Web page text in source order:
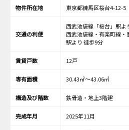
物件所在地 東京都練馬区桜台4-12-5
交通の利便
西武池袋線「桜台」駅よ
西武池袋線・有楽町線・
駅より 徒歩9分
賃貸戸数 12戸
専有面積 30.43㎡～43.06㎡
構造及び階数 鉄骨造・地上3階建
完成年月 2025年11月